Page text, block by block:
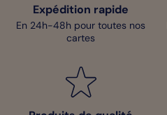
Expédition rapide
En 24h-48h pour toutes nos
cartes